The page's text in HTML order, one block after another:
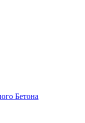
Бетона